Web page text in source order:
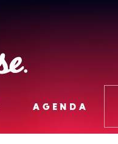
Lense
AGENDA